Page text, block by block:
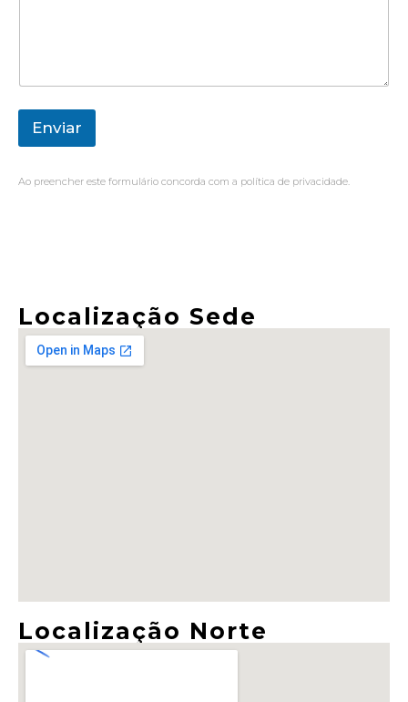
Enviar
Ao preencher este formulário concorda com a política de privacidade.
Localização Sede
Localização Norte